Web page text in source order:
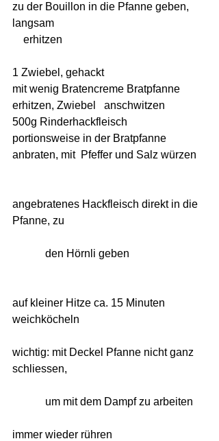
zu der Bouillon in die Pfanne geben,
langsam
    erhitzen
1 Zwiebel, gehackt
mit wenig Bratencreme Bratpfanne
erhitzen, Zwiebel   anschwitzen
500g Rinderhackfleisch
portionsweise in der Bratpfanne
anbraten, mit  Pfeffer und Salz würzen
angebratenes Hackfleisch direkt in die
Pfanne, zu
	  den Hörnli geben
auf kleiner Hitze ca. 15 Minuten
weichköcheln
wichtig: mit Deckel Pfanne nicht ganz
schliessen,
	  um mit dem Dampf zu arbeiten
immer wieder rühren